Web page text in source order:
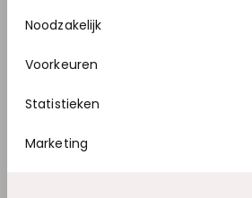
Toestemmingsselectie
Noodzakelijk
Voorkeuren
Statistieken
Marketing
Paris Fashion Week
Nydel begon met ontwerpen.
maanden later zag hoe goed
ontzettend trots. Maar in
nadat hij was begonnen, kreeg